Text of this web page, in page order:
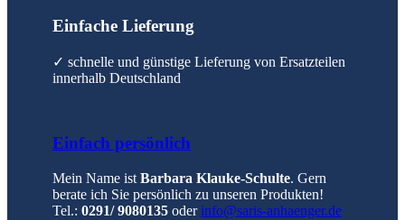
Einfache Lieferung
✓ schnelle und günstige Lieferung von Ersatzteilen
innerhalb Deutschland
Einfach persönlich
Mein Name ist Barbara Klauke-Schulte. Gern
berate ich Sie persönlich zu unseren Produkten!
Tel.: 0291/ 9080135 oderinfo@saris-anhaenger.de